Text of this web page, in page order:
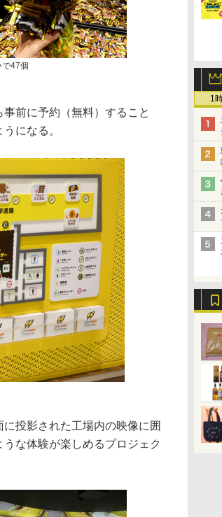
1
で47個
前に予約（無料）すること
になる。
投影された工場内の映像に囲
な体験が楽しめるプロジェク